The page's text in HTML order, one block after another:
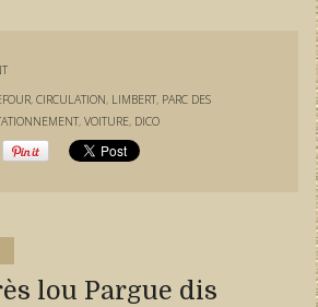
,CIRCULATION, LIMBERT, PARC DES
,VOITURE, DICO
lou Pargue dis